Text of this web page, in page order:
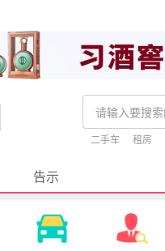
二手车 租房
告示